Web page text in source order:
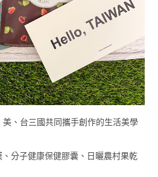
、台三國共同攜手創作的生活美學
分子健康保健膠囊、日曬農村果乾